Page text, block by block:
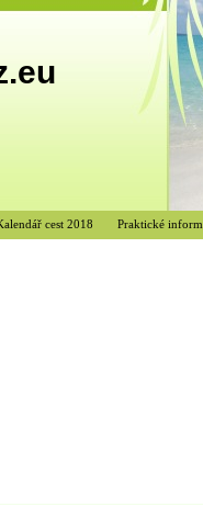
cest 2018 Praktické